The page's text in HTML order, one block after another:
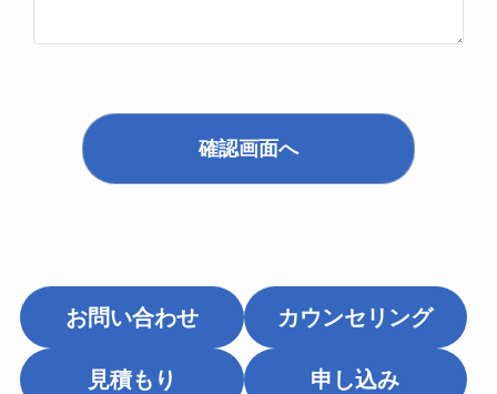
確認画面へ
お問い合わせ カウンセリング
見積もり 申し込み